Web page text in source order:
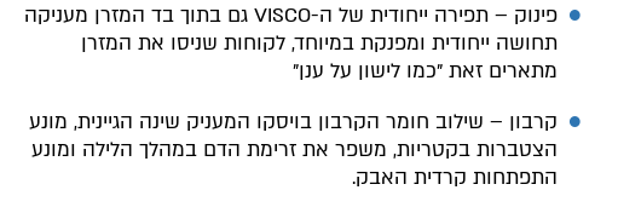
פינוק – תפירה ייחודית של ה-VISCO גם בתוך בד המזרן מעניקה
תחושה ייחודית ומפנקת במיוחד, לקוחות שניסו את המזרן
מתארים זאת "כמו לישון על ענן"
קרבון – שילוב חומר הקרבון בויסקו המעניק שינה הגיינית, מונע
הצטברות בקטריות, משפר את זרימת הדם במהלך הלילה ומונע
התפתחות קרדית האבק.